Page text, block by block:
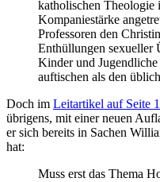
katholischen Theologie
Kompaniestärke
Professoren den
Enthüllungen sexueller
Kinder und
auftischen als den
Doch im Leitartikel auf Seite 1
übrigens, mit einer neuen
er sich bereits in Sachen
hat:
Muss erst das Thema